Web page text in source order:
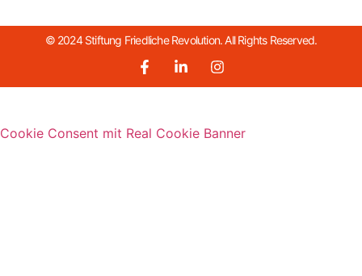
© 2024 Stiftung Friedliche Revolution. All Rights Reserved.
Cookie Consent mit Real Cookie Banner